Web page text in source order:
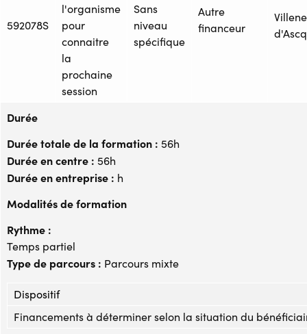
592078S
l'organisme
pour
connaitre
la
prochaine
session
Sans
niveau
spécifique
Autre
financeur
Durée
Durée totale de la formation : 56h
Durée en centre : 56h
Durée en entreprise : h
Modalités de formation
Rythme :
Temps partiel
Type de parcours : Parcours mixte
Dispositif
Financements à déterminer selon la situation du